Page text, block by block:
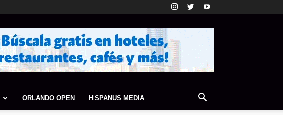
ORLANDO OPEN HISPANUS MEDIA